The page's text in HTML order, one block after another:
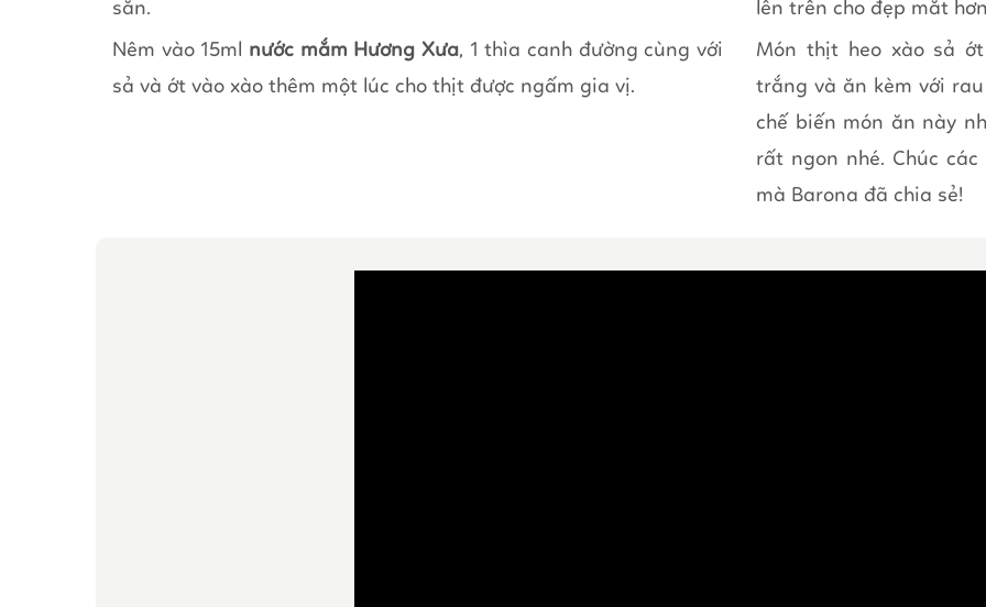
săn.
Nêm vào 15ml nước mắm Hương Xưa, 1 thìa canh đường cùng với
sả và ớt vào xào thêm một lúc cho thịt được ngấm gia vị.
lên trên cho đẹp mắt
Món thịt heo xào sả
trắng và ăn kèm với
chế biến món ăn này
rất ngon nhé. Chúc
mà Barona đã chia sẻ!